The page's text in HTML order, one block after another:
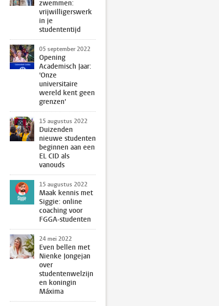
zwemmen:
vrijwilligerswerk
in je
studententijd
05 september 2022
Opening
Academisch Jaar:
'Onze
universitaire
wereld kent geen
grenzen'
15 augustus 2022
Duizenden
nieuwe studenten
beginnen aan een
EL CID als
vanouds
15 augustus 2022
Maak kennis met
Siggie: online
coaching voor
FGGA-studenten
24 mei 2022
Even bellen met
Nienke Jongejan
over
studentenwelzijn
en koningin
Máxima